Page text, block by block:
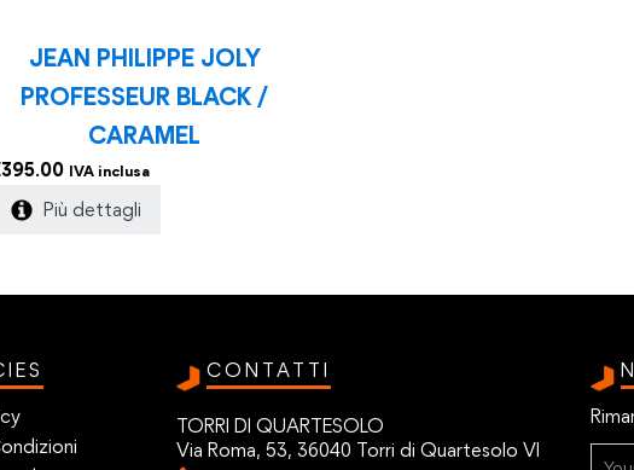
JEAN PHILIPPE JOLY
PROFESSEUR BLACK /
CARAMEL
395.00 IVA inclusa
Più dettagli
CONTATTI
TORRI DI QUARTESOLO
Via Roma, 53, 36040 Torri di Quartesolo VI